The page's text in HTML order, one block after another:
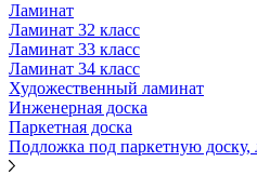
Ламинат
Ламинат 32 класс
Ламинат 33 класс
Ламинат 34 класс
Художественный ламинат
Инженерная доска
Паркетная доска
Подложка под паркетную доску,